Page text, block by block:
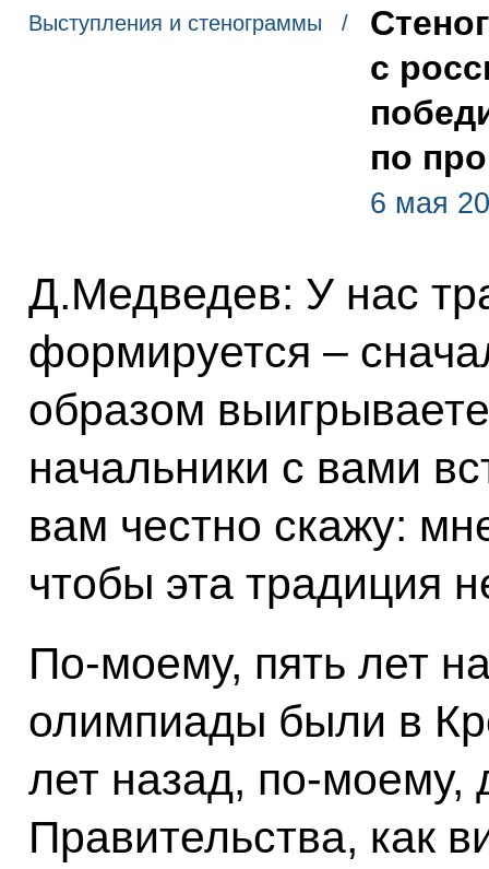
Выступления и стенограммы /
с
по
6 мая
Д.Медведев: У нас
формируется –
образом
начальники с вами
вам честно скажу:
чтобы эта традиция
По‑моему, пять лет
олимпиады были в
лет назад, по‑моему,
Правительства, как